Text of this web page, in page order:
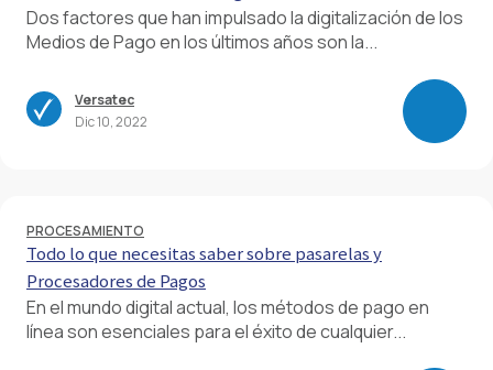
Dos factores que han impulsado la digitalización de los
Medios de Pago en los últimos años son la...
Versatec
Dic 10, 2022
PROCESAMIENTO
Todo lo que necesitas saber sobre pasarelas y
Procesadores de Pagos
En el mundo digital actual, los métodos de pago en
línea son esenciales para el éxito de cualquier...